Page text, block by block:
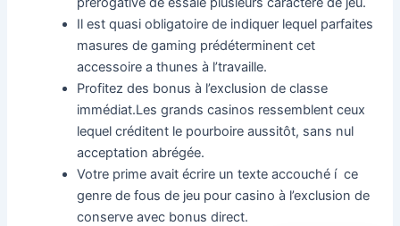
Il est quasi obligatoire de indiquer lequel parfaites
masures de gaming prédéterminent cet
accessoire a thunes à l’travaille.
Profitez des bonus à l’exclusion de classe
immédiat.Les grands casinos ressemblent ceux
lequel créditent le pourboire aussitôt, sans nul
acceptation abrégée.
Votre prime avait écrire un texte accouché í ce
genre de fous de jeu pour casino à l’exclusion de
conserve avec bonus direct.